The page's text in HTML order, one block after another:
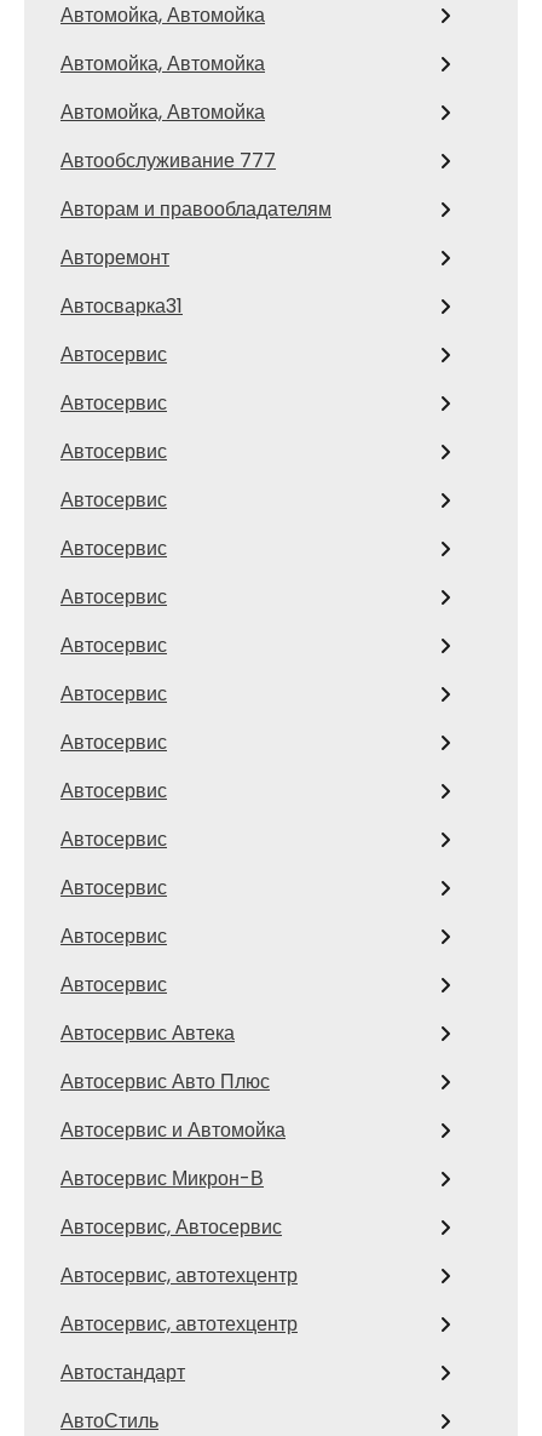
Автомойка, Автомойка
Автомойка, Автомойка
Автомойка, Автомойка
Автообслуживание 777
Авторам и правообладателям
Авторемонт
Автосварка31
Автосервис
Автосервис
Автосервис
Автосервис
Автосервис
Автосервис
Автосервис
Автосервис
Автосервис
Автосервис
Автосервис
Автосервис
Автосервис
Автосервис
Автосервис Автека
Автосервис Авто Плюс
Автосервис и Автомойка
Автосервис Микрон-В
Автосервис, Автосервис
Автосервис, автотехцентр
Автосервис, автотехцентр
Автостандарт
АвтоСтиль